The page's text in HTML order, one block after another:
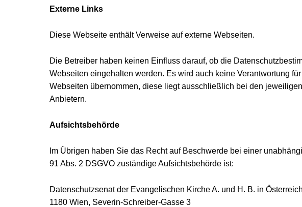
Externe Links
Diese Webseite enthält Verweise auf externe Webseiten.
Die Betreiber haben keinen Einfluss darauf, ob die
Webseiten eingehalten werden. Es wird auch keine Verantwortung
Webseiten übernommen, diese liegt ausschließlich bei den
Anbietern.
Aufsichtsbehörde
Im Übrigen haben Sie das Recht auf Beschwerde bei einer
91 Abs. 2 DSGVO zuständige Aufsichtsbehörde ist:
Datenschutzsenat der Evangelischen Kirche A. und H. B. in Österreich
1180 Wien, Severin-Schreiber-Gasse 3